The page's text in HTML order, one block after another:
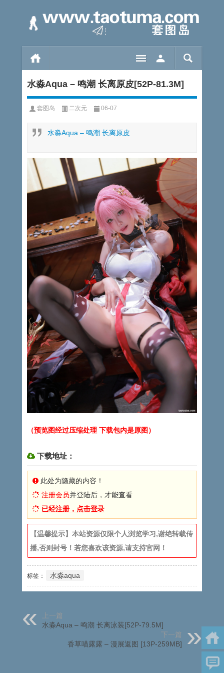
水淼Aqua – 鸣潮 长离原皮[52P-81.3M]
套图岛 二次元 06-07
水淼Aqua – 鸣潮 长离原皮
（预览图经过压缩处理 下载包内是原图）
下载地址：
此处为隐藏的内容！
注册会员并登陆后，才能查看
已经注册，点击登录
【温馨提示】本站资源仅限个人浏览学习,谢绝转载传
播,否则封号！若您喜欢该资源,请支持官网！
标签： 水淼aqua
上一篇
水淼Aqua – 鸣潮 长离泳装[52P-79.5M]
下一篇
香草喵露露 – 漫展返图 [13P-259MB]